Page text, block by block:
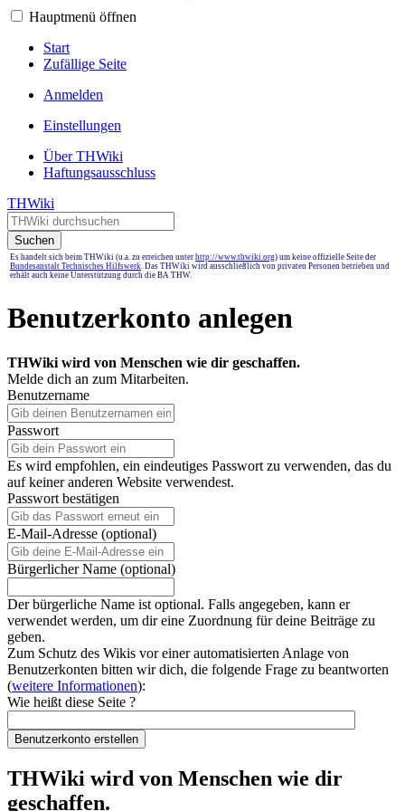
Hauptmenü öffnen
Start
Zufällige Seite
Anmelden
Einstellungen
Über THWiki
Haftungsausschluss
THWiki
Suchen
Es handelt sich beim THWiki (u.a. zu erreichen unter http://www.thwiki.org) um keine offizielle Seite der
Bundesanstalt Technisches Hilfswerk. Das THWiki wird ausschließlich von privaten Personen betrieben und
erhält auch keine Unterstützung durch die BA THW.
Benutzerkonto anlegen
THWiki wird von Menschen wie dir geschaffen.
Melde dich an zum Mitarbeiten.
Benutzername
Passwort
Es wird empfohlen, ein eindeutiges Passwort zu verwenden, das du
auf keiner anderen Website verwendest.
Passwort bestätigen
E-Mail-Adresse (optional)
Bürgerlicher Name (optional)
Der bürgerliche Name ist optional. Falls angegeben, kann er
verwendet werden, um dir eine Zuordnung für deine Beiträge zu
geben.
Zum Schutz des Wikis vor einer automatisierten Anlage von
Benutzerkonten bitten wir dich, die folgende Frage zu beantworten
(weitere Informationen):
Wie heißt diese Seite ?
Benutzerkonto erstellen
THWiki wird von Menschen wie dir
geschaffen.